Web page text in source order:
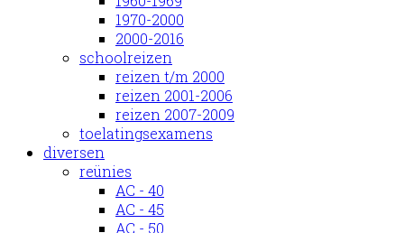
1970-2000
2000-2016
schoolreizen
reizen t/m 2000
reizen 2001-2006
reizen 2007-2009
toelatingsexamens
diversen
reünies
AC - 40
AC - 45
AC - 50